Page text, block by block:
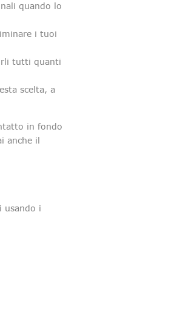
quando lo
i tuoi
tutti quanti
scelta, a
in fondo
anche il
usando i